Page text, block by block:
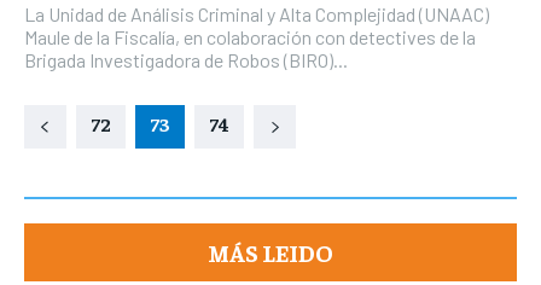
La Unidad de Análisis Criminal y Alta Complejidad (UNAAC)
Maule de la Fiscalía, en colaboración con detectives de la
Brigada Investigadora de Robos (BIRO)...
72 73 74
MÁS LEIDO